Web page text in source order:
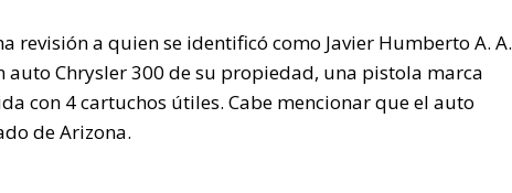
revisión a quien se identificó como Javier Humberto A. A.
Chrysler 300 de su propiedad, una pistola marca
con 4 cartuchos útiles. Cabe mencionar que el auto
de Arizona.